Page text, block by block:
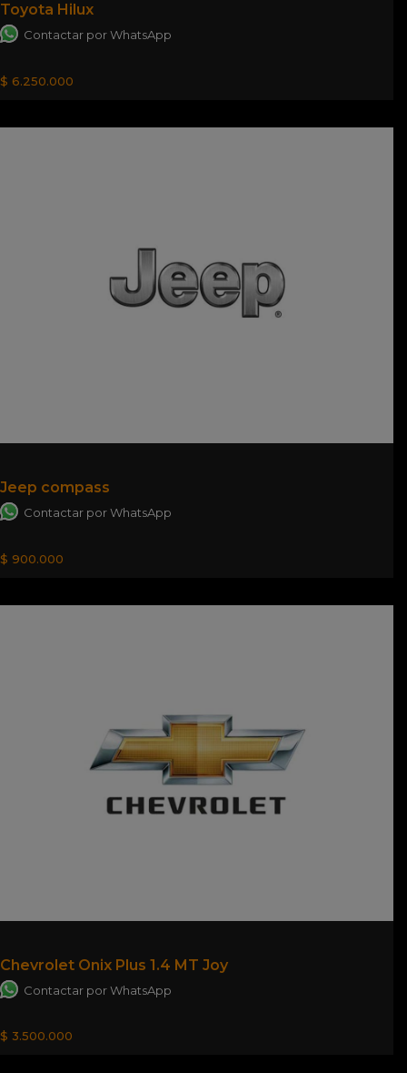
Toyota Hilux
Contactar por WhatsApp
$ 6.250.000
Jeep compass
Contactar por WhatsApp
$ 900.000
Chevrolet Onix Plus 1.4 MT Joy
Contactar por WhatsApp
$ 3.500.000